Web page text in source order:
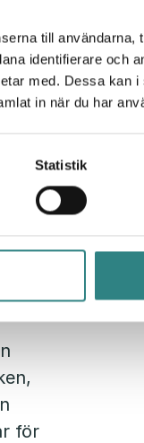
till användarna,
identifierare och
med. Dessa kan
in när du har
Statistik
en
för